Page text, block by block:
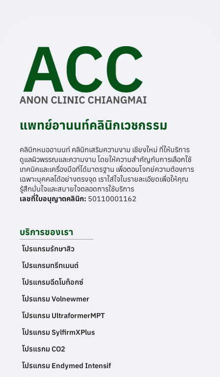
แพทย์อานนท์คลินิกเวชกรรม
คลินิกหมออานนท์ คลินิกเสริมความงาม เชียงใหม่ ที่ให้บริการ
ดูแลผิวพรรณและความงาม โดยให้ความสำคัญกับการเลือกใช้
เทคนิคและเครื่องมือที่ได้มาตรฐาน เพื่อตอบโจทย์ความต้องการ
เฉพาะบุคคลได้อย่างตรงจุด เราใส่ใจในรายละเอียดเพื่อให้คุณ
รู้สึกมั่นใจและสบายใจตลอดการใช้บริการ
เลขที่ใบอนุญาตคลินิก: 50110001162
บริการของเรา
โปรแกรมรักษาสิว
โปรแกรมทรีทเมนต์
โปรแกรมฉีดโบท็อกซ์
โปรแกรม Volnewmer
โปรแกรม UltraformerMPT
โปรแกรม SylfirmXPlus
โปรแรกม CO2
โปรแกรม Endymed Intensif